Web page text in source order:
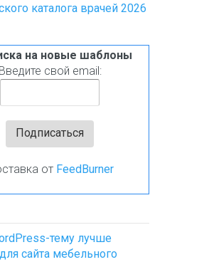
каталога врачей 2026
на новые шаблоны
Введите свой email:
от FeedBurner
тему лучше
сайта мебельного